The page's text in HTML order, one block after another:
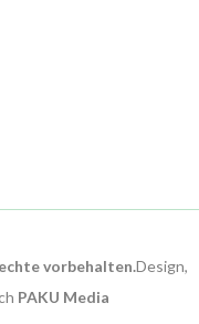
vorbehalten.Design,
PAKU Media